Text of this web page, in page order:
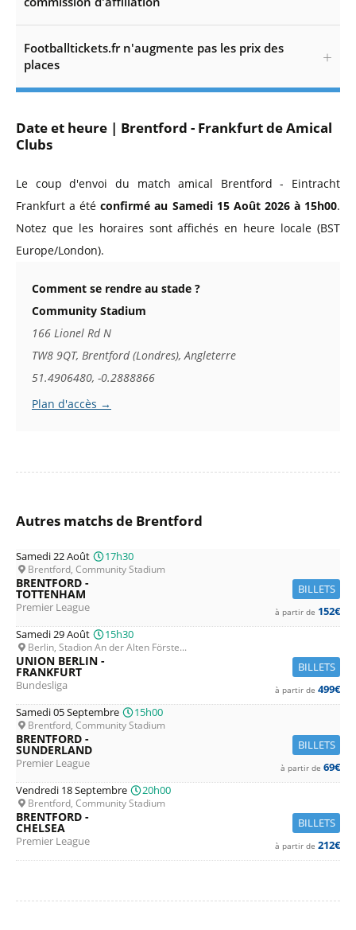
Footballtickets.fr n'augmente pas les prix des
places
Date et heure | Brentford - Frankfurt de Amical
Clubs
Le coup d'envoi du match amical Brentford - Eintracht
Frankfurt a étéconfirmé au Samedi 15 Août 2026 à 15h00.
Notez que les horaires sont affichés en heure locale (BST
Europe/London).
Comment se rendre au stade ?
Community Stadium
166 Lionel Rd N
TW8 9QT, Brentford (Londres), Angleterre
51.4906480, -0.2888866
Plan d'accès →
Autres matchs de Brentford
Samedi 22 Août 17h30
Brentford, Community Stadium
BILLETS
BRENTFORD -
TOTTENHAM
Premier League à partir de 152€
Samedi 29 Août
15h30
Berlin, Stadion An der Alten Förste...
BILLETS
UNION BERLIN -
FRANKFURT
Bundesliga à partir de 499€
Samedi 05 Septembre
15h00
Brentford, Community Stadium
BILLETS
BRENTFORD -
SUNDERLAND
Premier League à partir de 69€
Vendredi 18 Septembre
20h00
Brentford, Community Stadium
BILLETS
BRENTFORD -
CHELSEA
Premier League à partir de 212€